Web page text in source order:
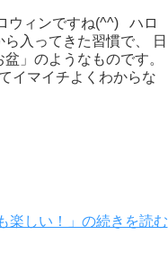
ウィンですね(^^) ハロ
入ってきた習慣で、 日
」のようなものです。
イマイチよくわからな
楽しい！」の続きを読む